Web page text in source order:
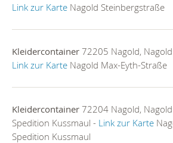
Link zur Karte Nagold Steinbergstraße
Kleidercontainer 72205 Nagold,
Link zur Karte Nagold Max-Eyth-Straße
Kleidercontainer 72204 Nagold,
Spedition Kussmaul - Link zur Karte
Spedition Kussmaul